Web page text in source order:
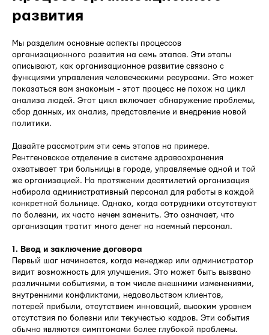
развития
Мы разделим основные аспекты процессов
организационного развития на семь этапов. Эти этапы
описывают, как организационное развитие связано с
функциями управления человеческими ресурсами. Это может
показаться вам знакомым - этот процесс не похож на цикл
анализа людей. Этот цикл включает обнаружение проблемы,
сбор данных, их анализ, представление и внедрение новой
политики.
Давайте рассмотрим эти семь этапов на примере.
Рентгеновское отделение в системе здравоохранения
охватывает три больницы в городе, управляемые одной и той
же организацией. На протяжении десятилетий организация
набирала административный персонал для работы в каждой
конкретной больнице. Однако, когда сотрудники отсутствуют
по болезни, их часто нечем заменить. Это означает, что
организация тратит много денег на наемный персонал.
1. Ввод и заключение договора
Первый шаг начинается, когда менеджер или администратор
видит возможность для улучшения. Это может быть вызвано
различными событиями, в том числе внешними изменениями,
внутренними конфликтами, недовольством клиентов,
потерей прибыли, отсутствием инноваций, высоким уровнем
отсутствия по болезни или текучестью кадров. Эти события
обычно являются симптомами более глубокой проблемы.